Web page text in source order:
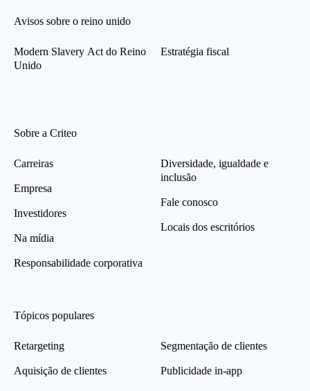
Avisos sobre o reino unido
Modern Slavery Act do Reino
Unido
Estratégia fiscal
Sobre a Criteo
Carreiras
Empresa
Investidores
Na mídia
Responsabilidade corporativa
Diversidade, igualdade e
inclusão
Fale conosco
Locais dos escritórios
Tópicos populares
Retargeting
Aquisição de clientes
Segmentação de clientes
Publicidade in-app